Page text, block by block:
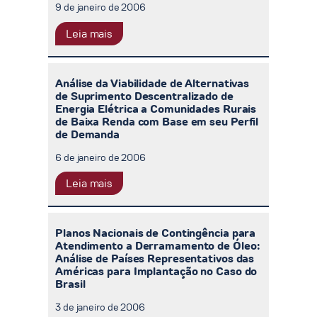
9 de janeiro de 2006
Leia mais
Análise da Viabilidade de Alternativas
de Suprimento Descentralizado de
Energia Elétrica a Comunidades Rurais
de Baixa Renda com Base em seu Perfil
de Demanda
6 de janeiro de 2006
Leia mais
Planos Nacionais de Contingência para
Atendimento a Derramamento de Óleo:
Análise de Países Representativos das
Américas para Implantação no Caso do
Brasil
3 de janeiro de 2006